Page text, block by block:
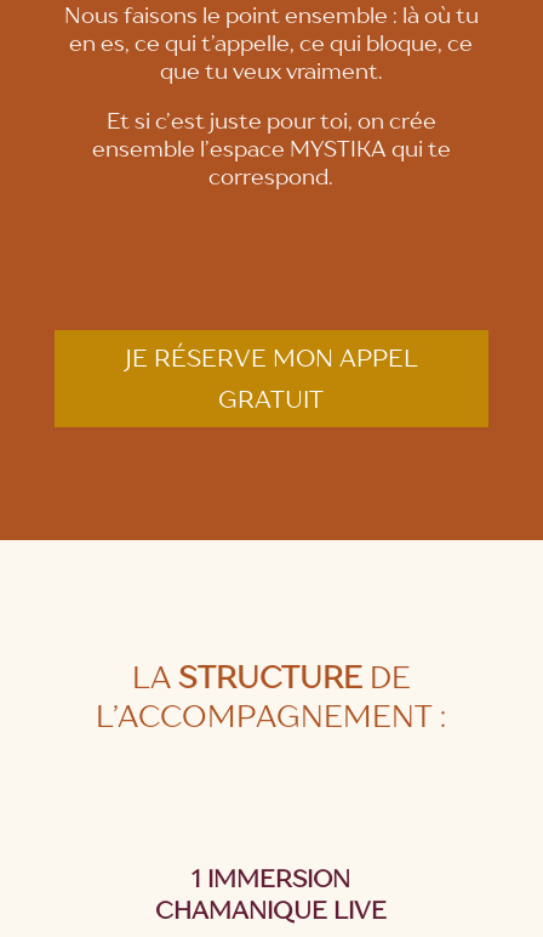
Nous faisons le point ensemble : là où tu
en es, ce qui t’appelle, ce qui bloque, ce
que tu veux vraiment.
Et si c’est juste pour toi, on crée
ensemble l’espace MYSTIKA qui te
correspond.
JE RÉSERVE MON APPEL
GRATUIT
LA STRUCTUREDE
L’ACCOMPAGNEMENT :
1 IMMERSION
CHAMANIQUE LIVE